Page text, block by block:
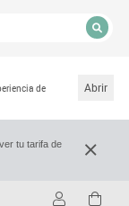
de
Abrir
tu tarifa de